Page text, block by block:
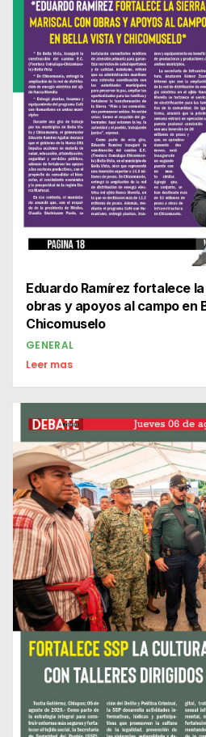
Eduardo Ramírez fortalece
obras y apoyos al campo en
Chicomuselo
GENERAL
Leer mas